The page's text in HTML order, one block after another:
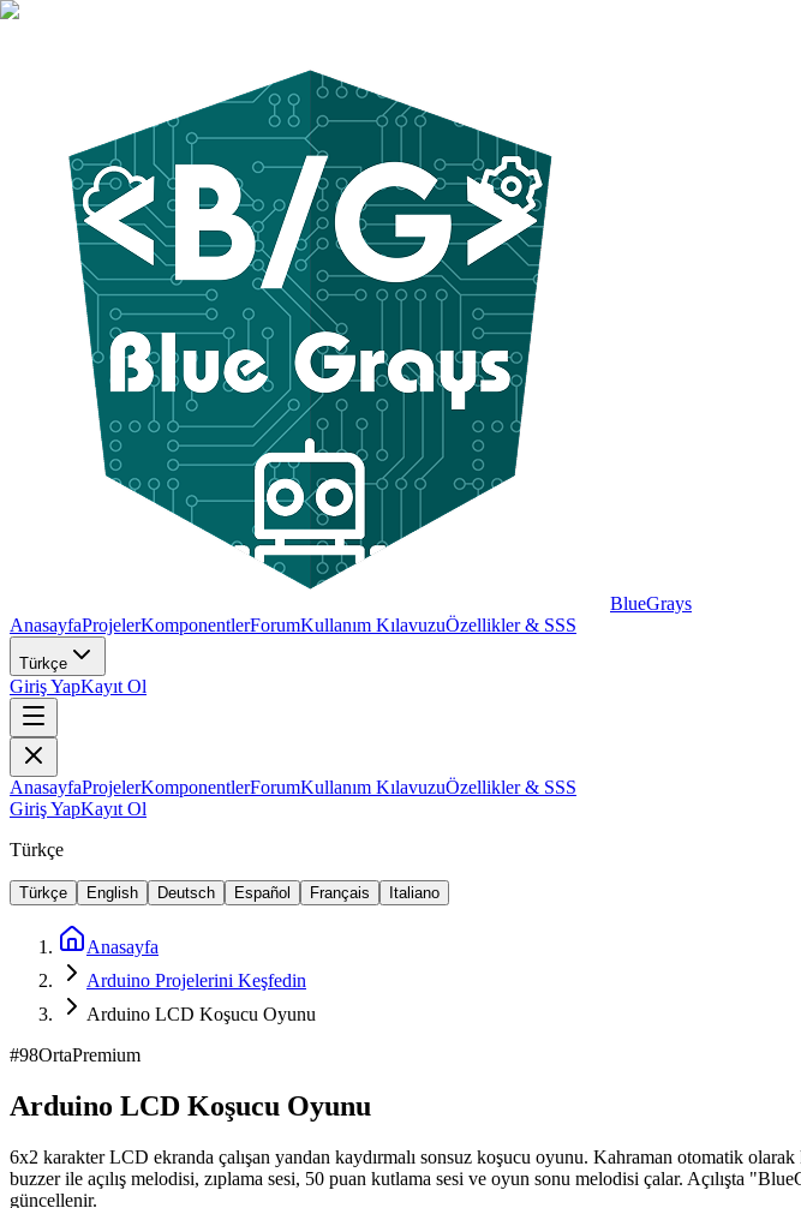
BlueGrays
AnasayfaProjelerKomponentlerForumKullanım KılavuzuÖzellikler & SSS
Türkçe
Giriş YapKayıt Ol
AnasayfaProjelerKomponentlerForumKullanım KılavuzuÖzellikler & SSS
Giriş YapKayıt Ol
Türkçe
Türkçe English Deutsch Español Français Italiano
Anasayfa
Arduino Projelerini Keşfedin
Arduino LCD Koşucu Oyunu
#98OrtaPremium
Arduino LCD Koşucu Oyunu
6x2 karakter LCD ekranda çalışan yandan kaydırmalı sonsuz koşucu oyunu. Kahraman otomatik
buzzer ile açılış melodisi, zıplama sesi, 50 puan kutlama sesi ve oyun sonu melodisi çalar. Açılışta
güncellenir.